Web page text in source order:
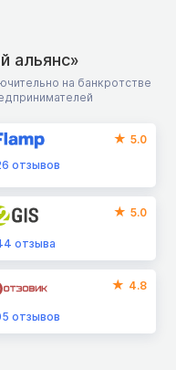
альянс»
на банкротстве
5.0
отзывов
5.0
отзыва
4.8
отзывов